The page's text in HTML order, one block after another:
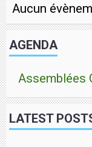
Aucun
AGENDA
Assemblées
LATEST